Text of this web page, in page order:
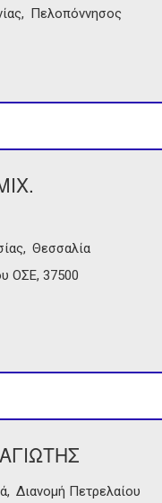
Πελοπόννησος
Θεσσαλία
ΟΣΕ, 37500
Διανομή Πετρελαίου